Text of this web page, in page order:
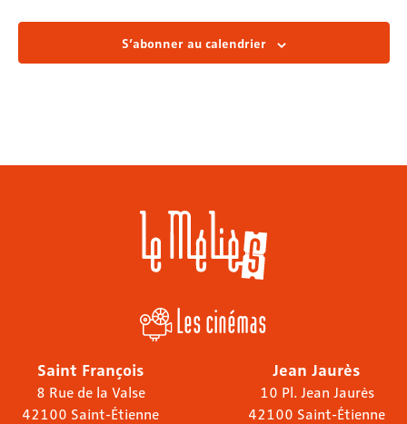
S’abonner au calendrier
Les cinémas
Saint François
8 Rue de la Valse
42100 Saint-Étienne
Jean Jaurès
10 Pl. Jean Jaurès
42100 Saint-Étienne